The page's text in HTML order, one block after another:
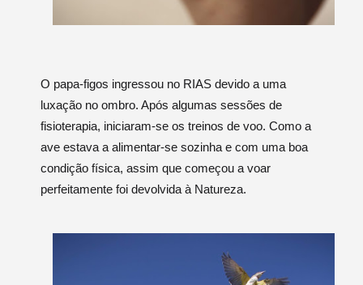
O papa-figos ingressou no RIAS devido a uma
luxação no ombro. Após algumas sessões de
fisioterapia, iniciaram-se os treinos de voo. Como a
ave estava a alimentar-se sozinha e com uma boa
condição física, assim que começou a voar
perfeitamente foi devolvida à Natureza.